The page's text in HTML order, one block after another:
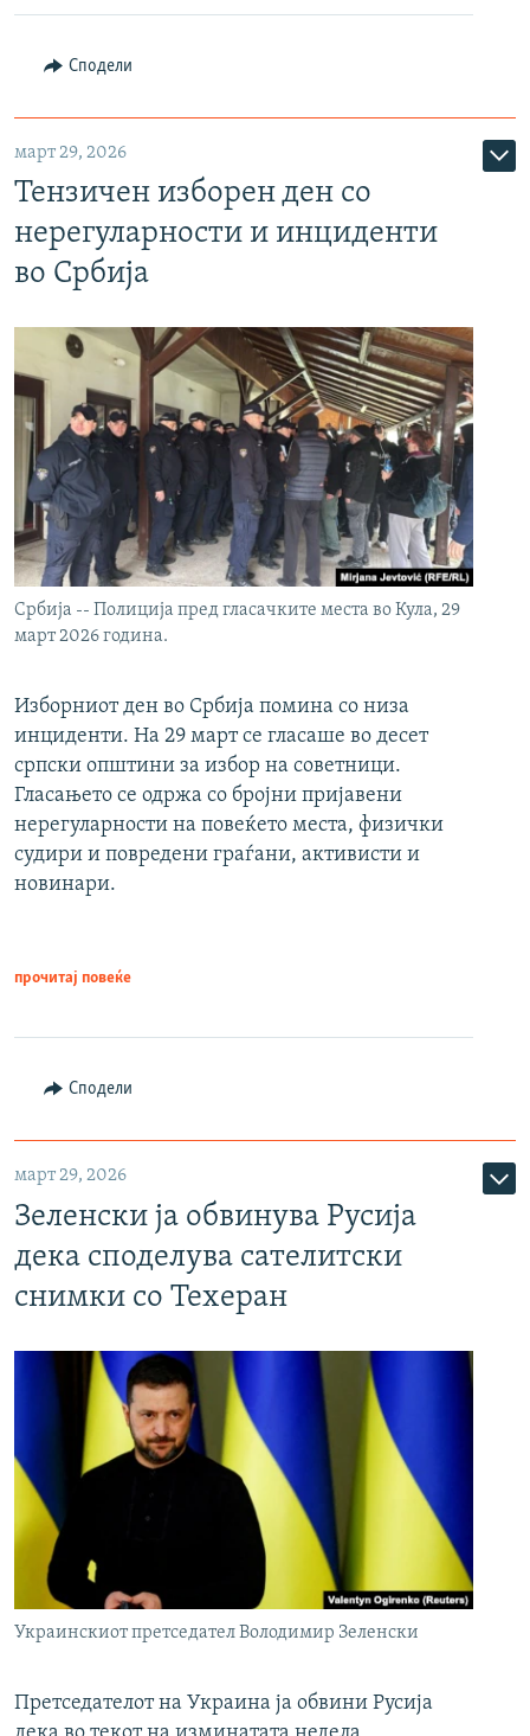
Сподели
март 29, 2026
Тензичен изборен ден со
нерегуларности и инциденти
во Србија
Србија -- Полиција пред гласачките места во Кула, 29
март 2026 година.
Изборниот ден во Србија помина со низа
инциденти. На 29 март се гласаше во десет
српски општини за избор на советници.
Гласањето се одржа со бројни пријавени
нерегуларности на повеќето места, физички
судири и повредени граѓани, активисти и
новинари.
прочитај повеќе
Сподели
март 29, 2026
Зеленски ја обвинува Русија
дека споделува сателитски
снимки со Техеран
Украинскиот претседател Володимир Зеленски
Претседателот на Украина ја обвини Русија